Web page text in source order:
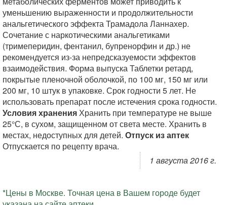
уменьшению выраженности и продолжительности
анальгетического эффекта Трамадола Ланнахер.
Сочетание с наркотическими анальгетиками
(тримеперидин, фентанил, бупренорфин и др.) не
рекомендуется из-за непредсказуемости эффектов
взаимодействия. Форма выпуска Таблетки ретард,
покрытые пленочной оболочкой, по 100 мг, 150 мг или
200 мг, 10 штук в упаковке. Срок годности 5 лет. Не
использовать препарат после истечения срока годности.
Условия храненияХранить при температуре не выше
25°С, в сухом, защищенном от света месте. Хранить в
местах, недоступных для детей. Отпуск из аптек
Отпускается по рецепту врача.
1 августа 2016 г.
*Цены в Москве. Точная цена в Вашем городе будет